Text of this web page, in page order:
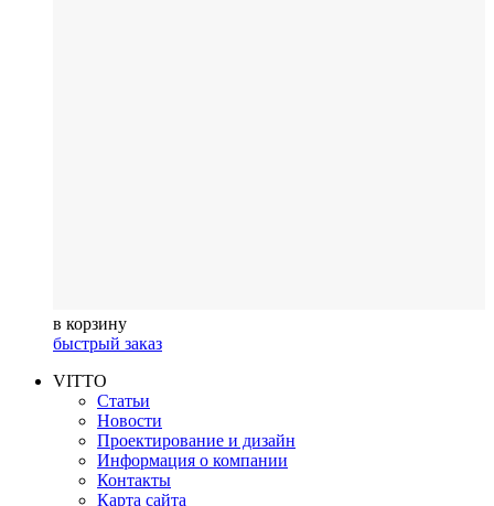
в корзину
быстрый заказ
VITTO
Статьи
Новости
Проектирование и дизайн
Информация о компании
Контакты
Карта сайта